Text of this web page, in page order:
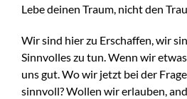
Lebe deinen Traum, nicht den
Wir sind hier zu Erschaffen, wir
Sinnvolles zu tun. Wenn wir
uns gut. Wo wir jetzt bei der
sinnvoll? Wollen wir erlauben,